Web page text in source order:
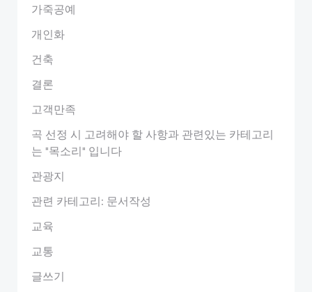
가죽공예
개인화
건축
결론
고객만족
곡 선정 시 고려해야 할 사항과 관련있는 카테고리
는 "목소리" 입니다
관광지
관련 카테고리: 문서작성
교육
교통
글쓰기